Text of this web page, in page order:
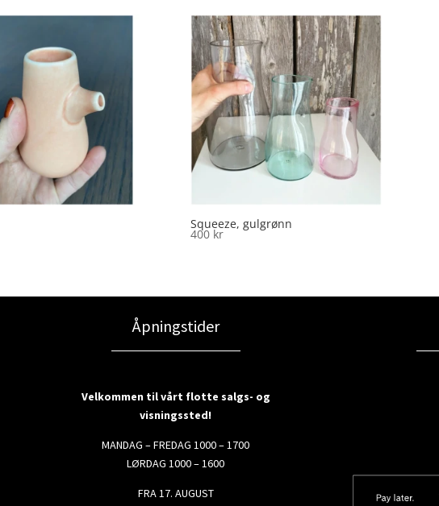
Squeeze, gulgrønn
400 kr
Åpningstider
Velkommen til vårt flotte salgs- og
visningssted!
MANDAG – FREDAG 1000 – 1700
LØRDAG 1000 – 1600
FRA 17. AUGUST